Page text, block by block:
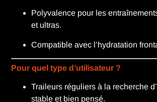
Polyvalence pour les
et ultras.
Compatible avec l’hydratation
Pour quel type d’utilisateur ?
Traileurs réguliers à la recherche
stable et bien pensé.